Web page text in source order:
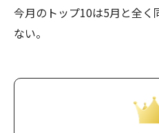
今月のトップ10は5月と全く
ない。